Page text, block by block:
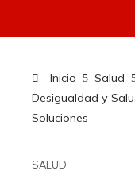
Inicio
Salud
Desigualdad y
Soluciones
SALUD